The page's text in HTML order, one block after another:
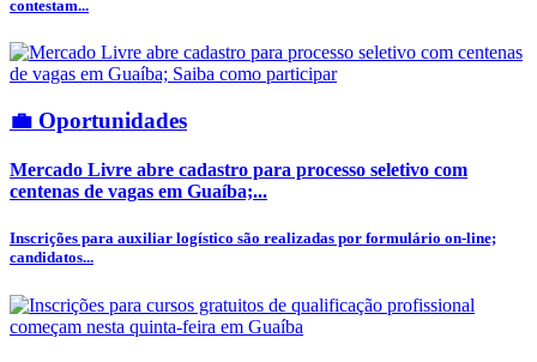
contestam...
💼 Oportunidades
Mercado Livre abre cadastro para processo seletivo com
centenas de vagas em Guaíba;...
Inscrições para auxiliar logístico são realizadas por formulário on-line;
candidatos...